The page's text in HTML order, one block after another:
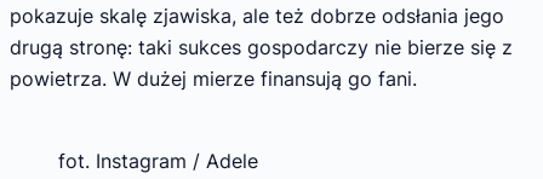
pokazuje skalę zjawiska, ale też dobrze odsłania jego
drugą stronę: taki sukces gospodarczy nie bierze się z
powietrza. W dużej mierze finansują go fani.
fot. Instagram / Adele